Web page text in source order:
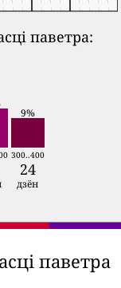
паветра:
9%
300..400
24
дзён
паветра